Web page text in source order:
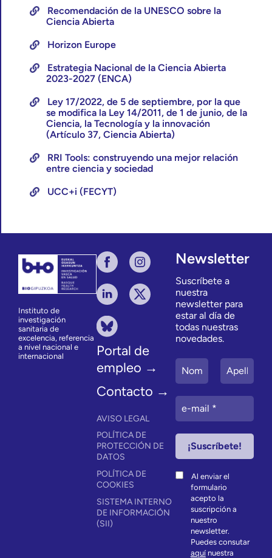
Recomendación de la UNESCO sobre la
Ciencia Abierta
Horizon Europe
Estrategia Nacional de la Ciencia Abierta
2023-2027 (ENCA)
Ley 17/2022, de 5 de septiembre, por la que
se modifica la Ley 14/2011, de 1 de junio, de la
Ciencia, la Tecnología y la innovación
(Artículo 37, Ciencia Abierta)
RRI Tools: construyendo una mejor relación
entre ciencia y sociedad
UCC+i (FECYT)
Instituto de
investigación
sanitaria de
excelencia, referencia
a nivel nacional e
internacional
Portal de
empleo →
Contacto →
AVISO LEGAL
POLÍTICA DE
PROTECCIÓN DE
DATOS
POLÍTICA DE
COOKIES
SISTEMA INTERNO
DE INFORMACIÓN
(SII)
Newsletter
Suscríbete a
nuestra
newsletter para
estar al día de
todas nuestras
novedades.
Al enviar el
formulario
acepto la
suscripción a
nuestro
newsletter.
Puedes consutar
aquínuestra